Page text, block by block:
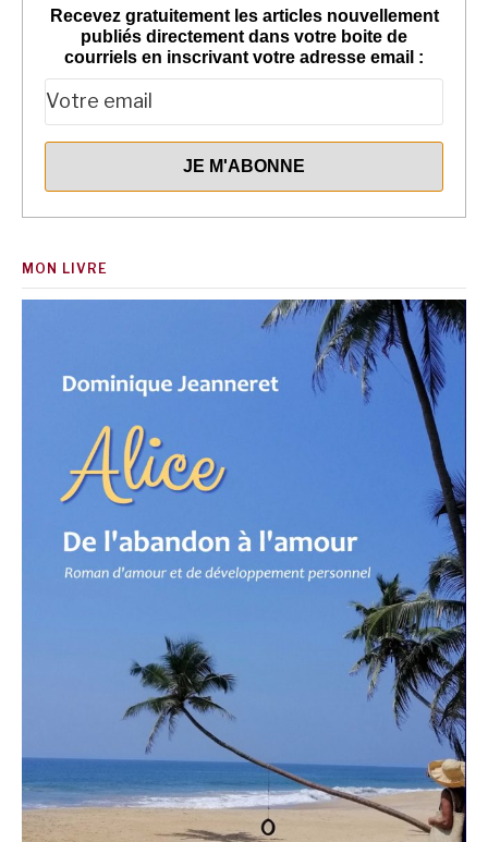
Recevez gratuitement les articles nouvellement
publiés directement dans votre boite de
courriels en inscrivant votre adresse email :
MON LIVRE